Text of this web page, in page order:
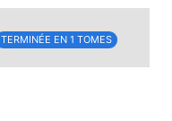
TERMINÉE EN 1 TOMES